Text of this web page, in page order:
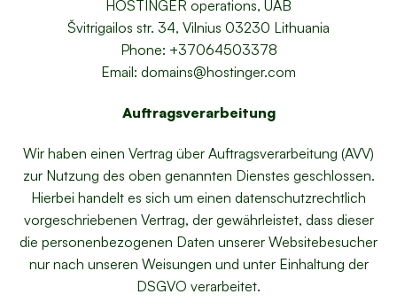
HOSTINGER operations, UAB
Švitrigailos str. 34, Vilnius 03230 Lithuania
Phone: +37064503378
Email: domains@hostinger.com
Auftragsverarbeitung
Wir haben einen Vertrag über Auftragsverarbeitung (AVV)
zur Nutzung des oben genannten Dienstes geschlossen.
Hierbei handelt es sich um einen datenschutzrechtlich
vorgeschriebenen Vertrag, der gewährleistet, dass dieser
die personenbezogenen Daten unserer Websitebesucher
nur nach unseren Weisungen und unter Einhaltung der
DSGVO verarbeitet.